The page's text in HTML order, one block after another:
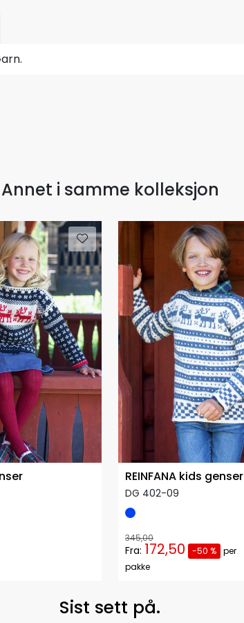
Annet i samme kolleksjon
REINFANA kids genser
DG 402-09
345,00
Fra: 172,50 -50 % per
pakke
Sist sett på.